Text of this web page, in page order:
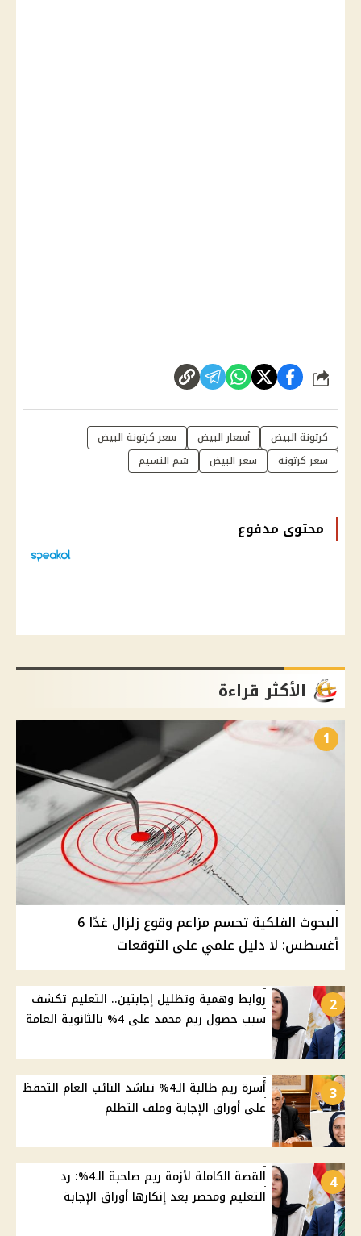
شارك
كرتونة البيض أسعار البيض
سعر كرتونة البيض
سعر كرتونة
سعر البيض شم النسيم
محتوى مدفوع
الأكثر قراءة
1
البحوث الفلكية تحسم مزاعم وقوع زلزال غدًا 6
أغسطس: لا دليل علمي على التوقعات
2
روابط وهمية وتظليل إجابتين.. التعليم تكشف
سبب حصول ريم محمد على 4% بالثانوية العامة
3
أسرة ريم طالبة الـ4% تناشد النائب العام التحفظ
على أوراق الإجابة وملف التظلم
4
القصة الكاملة لأزمة ريم صاحبة الـ4%: رد
التعليم ومحضر بعد إنكارها أوراق الإجابة